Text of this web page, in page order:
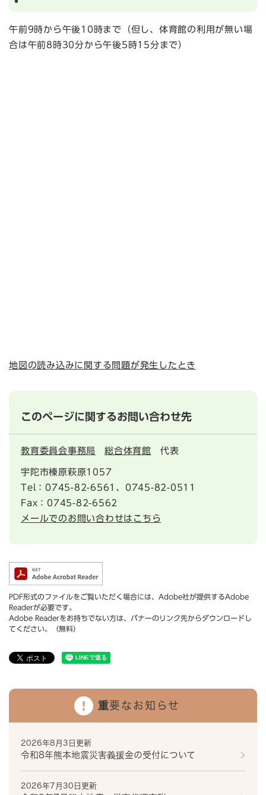
午前9時から午後10時まで（但し、体育館の利用が無い場
合は午前8時30分から午後5時15分まで）
地図の読み込みに関する問題が発生したとき
このページに関するお問い合わせ先
教育委員会事務局 総合体育館 代表
宇陀市榛原萩原1057
Tel：0745-82-6561、0745-82-0511
Fax：0745-82-6562
メールでのお問い合わせはこちら
PDF形式のファイルをご覧いただく場合には、Adobe社が提供するAdobe
Readerが必要です。
Adobe Readerをお持ちでない方は、バナーのリンク先からダウンロードし
てください。（無料）
重要なお知らせ
2026年8月3日更新
令和8年熊本地震災害義援金の受付について
2026年7月30日更新